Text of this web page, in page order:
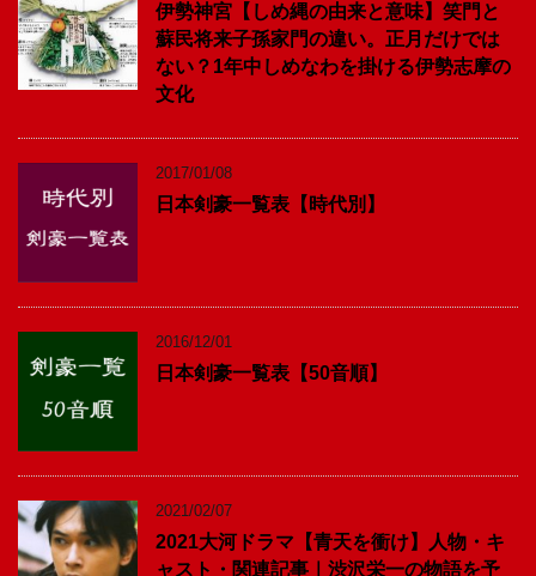
伊勢神宮【しめ縄の由来と意味】笑門と
蘇民将来子孫家門の違い。正月だけでは
ない？1年中しめなわを掛ける伊勢志摩の
文化
2017/01/08
日本剣豪一覧表【時代別】
2016/12/01
日本剣豪一覧表【50音順】
2021/02/07
2021大河ドラマ【青天を衝け】人物・キ
ャスト・関連記事｜渋沢栄一の物語を予